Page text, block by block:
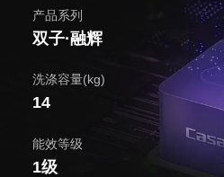
产品系列
双子·融辉
洗涤容量(kg)
14
能效等级
1级